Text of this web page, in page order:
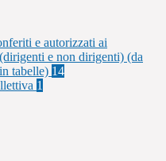
e autorizzati ai
e non dirigenti) (da
tabelle) 14
1